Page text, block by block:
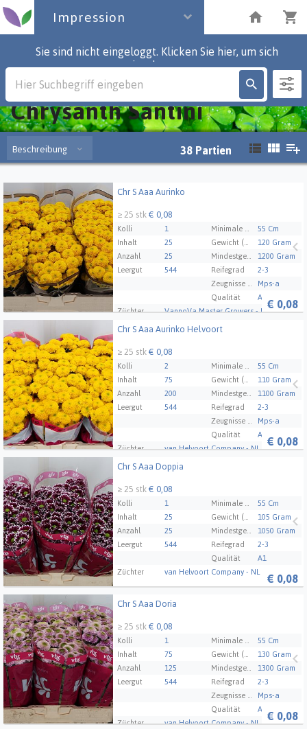
Impression
Sie sind nicht eingeloggt. Klicken Sie hier, um sich
einzuloggen.
Impression
Chrysanth Santini
Beschreibung 38 Partien
Chr S Aaa Aurinko
≥ 25 stk€ 0,08
Kolli 1
55 Cm
Inhalt
25 Gewicht (Durchschnitt)
120 Gram
Anzahl
25 Mindestgewicht des Pakets
1200 Gram
Leergut
544 Reifegrad
2-3
Mps-a
Qualität
A1
Züchter
VannoVa Master Growers - NL€ 0,08
Chr S Aaa Aurinko
Chr S Aaa Aurinko Helvoort
≥ 25 stk€ 0,08
Kolli 2
55 Cm
Inhalt
75 Gewicht (Durchschnitt)
110 Gram
Anzahl
200 Mindestgewicht des Pakets
1100 Gram
Leergut
544 Reifegrad
2-3
Mps-a
Qualität
A1
Züchter
van Helvoort Company - NL € 0,08
Chr S Aaa Aurinko Helvoort
Chr S Aaa Doppia
≥ 25 stk€ 0,08
Kolli 1
55 Cm
Inhalt
25 Gewicht (Durchschnitt)
105 Gram
Anzahl
25 Mindestgewicht des Pakets
1050 Gram
Leergut
544 Reifegrad
2-3
Qualität
A1
Züchter
van Helvoort Company - NL
€ 0,08
Chr S Aaa Doppia
Chr S Aaa Doria
≥ 25 stk€ 0,08
Kolli 1
55 Cm
Inhalt
75 Gewicht (Durchschnitt)
130 Gram
Anzahl
125 Mindestgewicht des Pakets
1300 Gram
Leergut
544 Reifegrad
2-3
Mps-a
Qualität
A1
Züchter
van Helvoort Company - NL € 0,08
Chr S Aaa Doria